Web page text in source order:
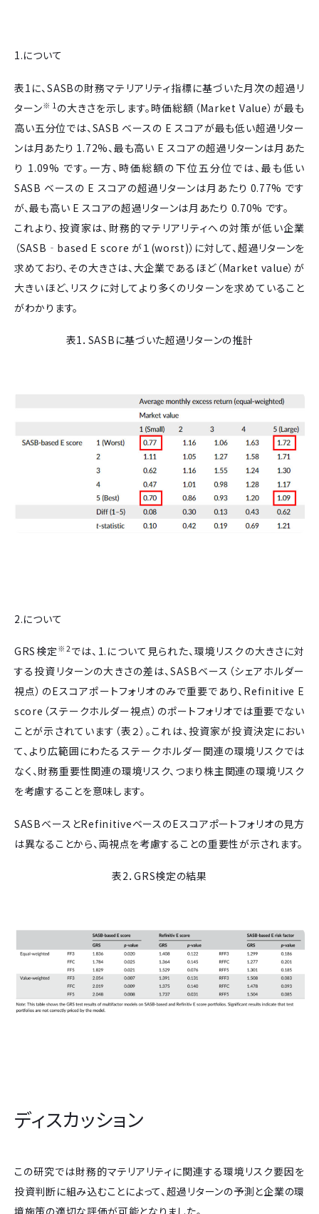
1.について
表1に、SASBの財務マテリアリティ指標に基づいた月次の超過リ
ターン※1 の大きさを示します。時価総額（Market Value）が最も
高い五分位では、SASB ベースの E スコアが最も低い超過リター
ンは月あたり 1.72%、最も高い E スコアの超過リターンは月あた
り 1.09% です。一方、時価総額の下位五分位では、最も低い
SASB ベースの E スコアの超過リターンは月あたり 0.77% です
が、最も高い E スコアの超過リターンは月あたり 0.70% です。
これより、投資家は、財務的マテリアリティへの対策が低い企業
（SASB‐based E score が１(worst)）に対して、超過リターンを
求めており、その大きさは、大企業であるほど（Market value）が
大きいほど、リスクに対してより多くのリターンを求めていること
がわかります。
表1．SASBに基づいた超過リターンの推計
2.について
GRS検定 ※2では、1.について見られた、環境リスクの大きさに対
する投資リターンの大きさの差は、SASBベース（シェアホルダー
視点）のEスコアポートフォリオのみで重要であり、Refinitive E
score（ステークホルダー視点）のポートフォリオでは重要でない
ことが示されています（表２）。これは、投資家が投資決定におい
て、より広範囲にわたるステークホルダー関連の環境リスクでは
なく、財務重要性関連の環境リスク、つまり株主関連の環境リスク
を考慮することを意味します。
SASBベースとRefinitiveベースのEスコアポートフォリオの見方
は異なることから、両視点を考慮することの重要性が示されます。
表2．GRS検定の結果
ディスカッション
この研究では財務的マテリアリティに関連する環境リスク要因を
投資判断に組み込むことによって、超過リターンの予測と企業の環
境施策の適切な評価が可能となりました。